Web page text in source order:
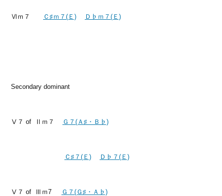
Ⅵｍ７ Ｃ♯ｍ７(Ｅ) Ｄ♭ｍ７(Ｅ)
Secondary dominant
Ⅴ７ of Ⅱｍ７ Ｇ７(Ａ♯・Ｂ♭)
Ｃ♯７(Ｅ) Ｄ♭７(Ｅ)
Ⅴ７ of Ⅲｍ7 Ｇ７(Ｇ♯・Ａ♭)